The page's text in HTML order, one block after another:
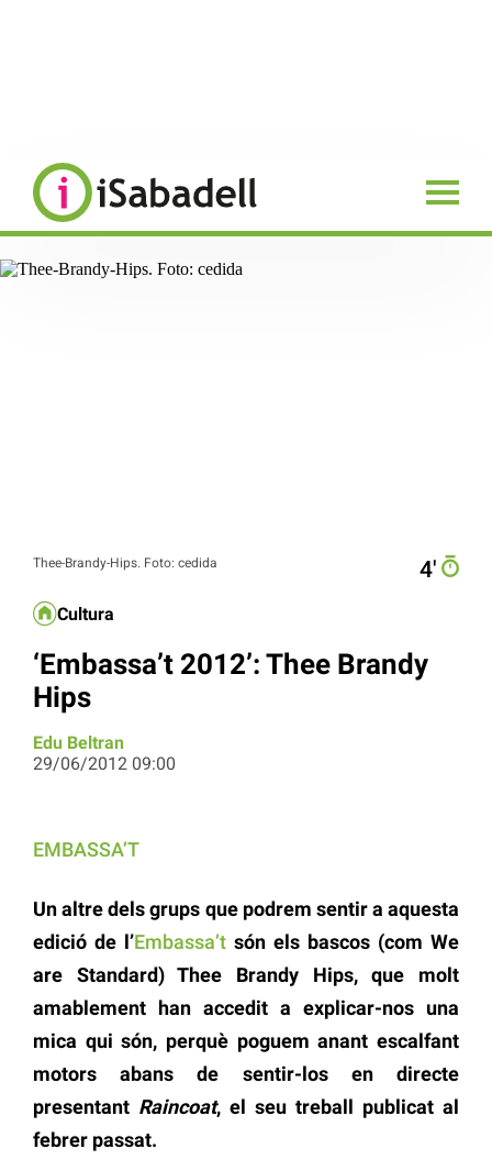
Thee-Brandy-Hips. Foto: cedida 4′
Cultura
‘Embassa’t 2012’: Thee Brandy
Hips
Edu Beltran
29/06/2012 09:00
EMBASSA’T
Un altre dels grups que podrem sentir a aquesta
edició de l’Embassa’t són els bascos (com We
are Standard) Thee Brandy Hips, que molt
amablement han accedit a explicar-nos una
mica qui són, perquè poguem anant escalfant
motors abans de sentir-los en directe
presentant Raincoat, el seu treball publicat al
febrer passat.